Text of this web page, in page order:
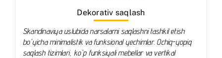
Dekorativ saqlash
Skandinaviya uslubida narsalarni saqlashni tashkil etish
bo'yicha minimalistik va funksional yechimlar. Ochiq-yopiq
saqlash tizimlari, ko'p funksiyali mebellar va vertikal